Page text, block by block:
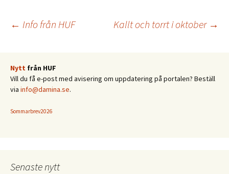
Inläggsnavigering
← Info från HUF Kallt och torrt i oktober →
Nytt från HUF
Vill du få e-post med avisering om uppdatering på portalen? Beställ
via info@damina.se.
Sommarbrev2026
Senaste nytt